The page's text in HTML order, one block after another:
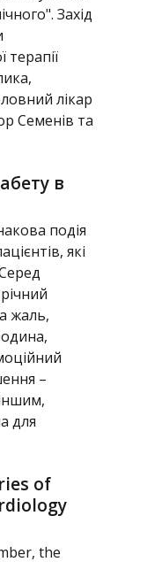
Захід
терапії
лікар
Семенів та
в
подія
які
жаль,
–
для
of
the